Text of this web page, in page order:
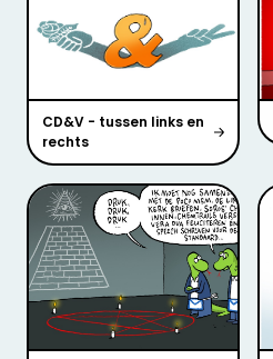
CD&V - tussen links en
rechts